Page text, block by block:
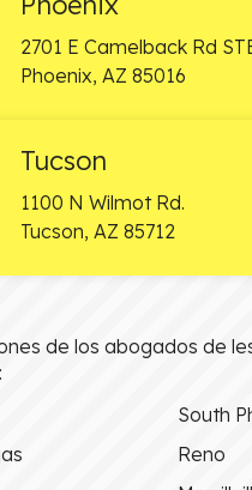
2701 E Camelback Rd
Phoenix, AZ 85016
Tucson
1100 N Wilmot Rd.
Tucson, AZ 85712
de los abogados de
South
Reno